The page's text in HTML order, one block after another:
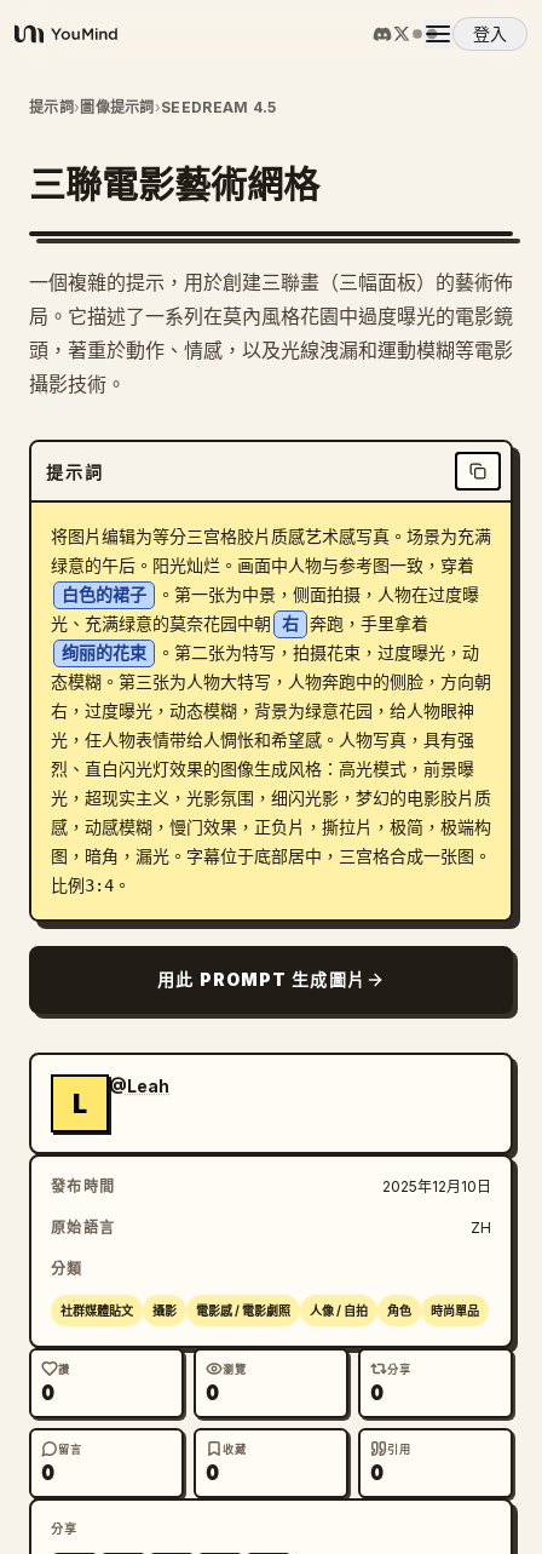
YouMind
登入
概覽
使用案例
提示詞
下載
部落格
更新
提示詞› 圖像提示詞 ›SEEDREAM 4.5
三聯電影藝術網格
一個複雜的提示，用於創建三聯畫（三幅面板）的藝術佈
局。它描述了一系列在莫內風格花園中過度曝光的電影鏡
頭，著重於動作、情感，以及光線洩漏和運動模糊等電影
攝影技術。
提示詞
将图片编辑为等分三宫格胶片质感艺术感写真。场景为充满
绿意的午后。阳光灿烂。画面中人物与参考图一致，穿着
白色的裙子
。第一张为中景，侧面拍摄，人物在过度曝
光、充满绿意的莫奈花园中朝
右 奔跑，手里拿着
绚丽的花束
。第二张为特写，拍摄花束，过度曝光，动
态模糊。第三张为人物大特写，人物奔跑中的侧脸，方向朝
右，过度曝光，动态模糊，背景为绿意花园，给人物眼神
光，任人物表情带给人惆怅和希望感。人物写真，具有强
烈、直白闪光灯效果的图像生成风格：高光模式，前景曝
光，超现实主义，光影氛围，细闪光影，梦幻的电影胶片质
感，动感模糊，慢门效果，正负片，撕拉片，极简，极端构
图，暗角，漏光。字幕位于底部居中，三宫格合成一张图。
比例3:4。
用此 PROMPT 生成圖片
L
@Leah
發布時間 2025年12月10日
原始語言 ZH
分類
社群媒體貼文 攝影 電影感 / 電影劇照 人像 / 自拍 角色 時尚單品
讚
0
瀏覽
0
分享
0
留言
0
收藏
0
引用
0
分享